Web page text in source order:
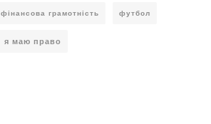
фінансова грамотність футбол
я маю право